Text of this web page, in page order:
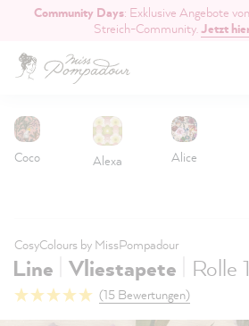
springen
Community Days: Exklusive Angebote
Streich-Community.Jetzt
Coco Alexa Alice
CosyColours by MissPompadour
Line Vliestapete Rolle
(15 Bewertungen)